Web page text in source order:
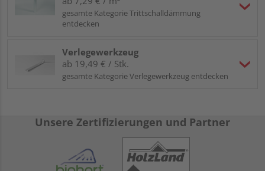
gesamte Kategorie Trittschalldämmung
entdecken
Verlegewerkzeug
ab 19,49 € / Stk.
gesamte Kategorie Verlegewerkzeug entdecken
Unsere Zertifizierungen und Partner